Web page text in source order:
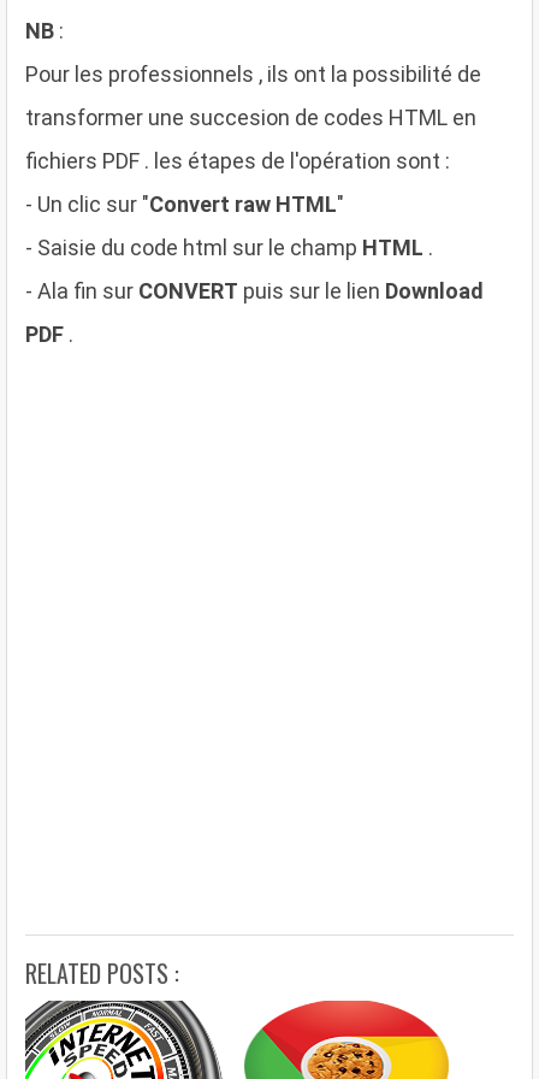
NB :
Pour les professionnels , ils ont la possibilité de
transformer une succesion de codes HTML en
fichiers PDF . les étapes de l'opération sont :
- Un clic sur "Convert raw HTML"
- Saisie du code html sur le champ HTML .
- Ala fin sur CONVERT puis sur le lien Download
PDF .
RELATED POSTS :